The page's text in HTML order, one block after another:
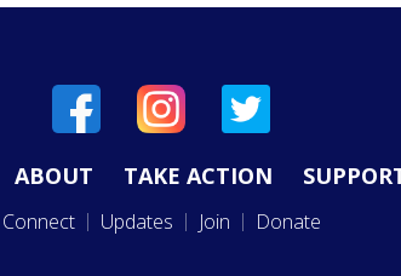
ABOUT TAKE ACTION
Connect Updates Join Donate